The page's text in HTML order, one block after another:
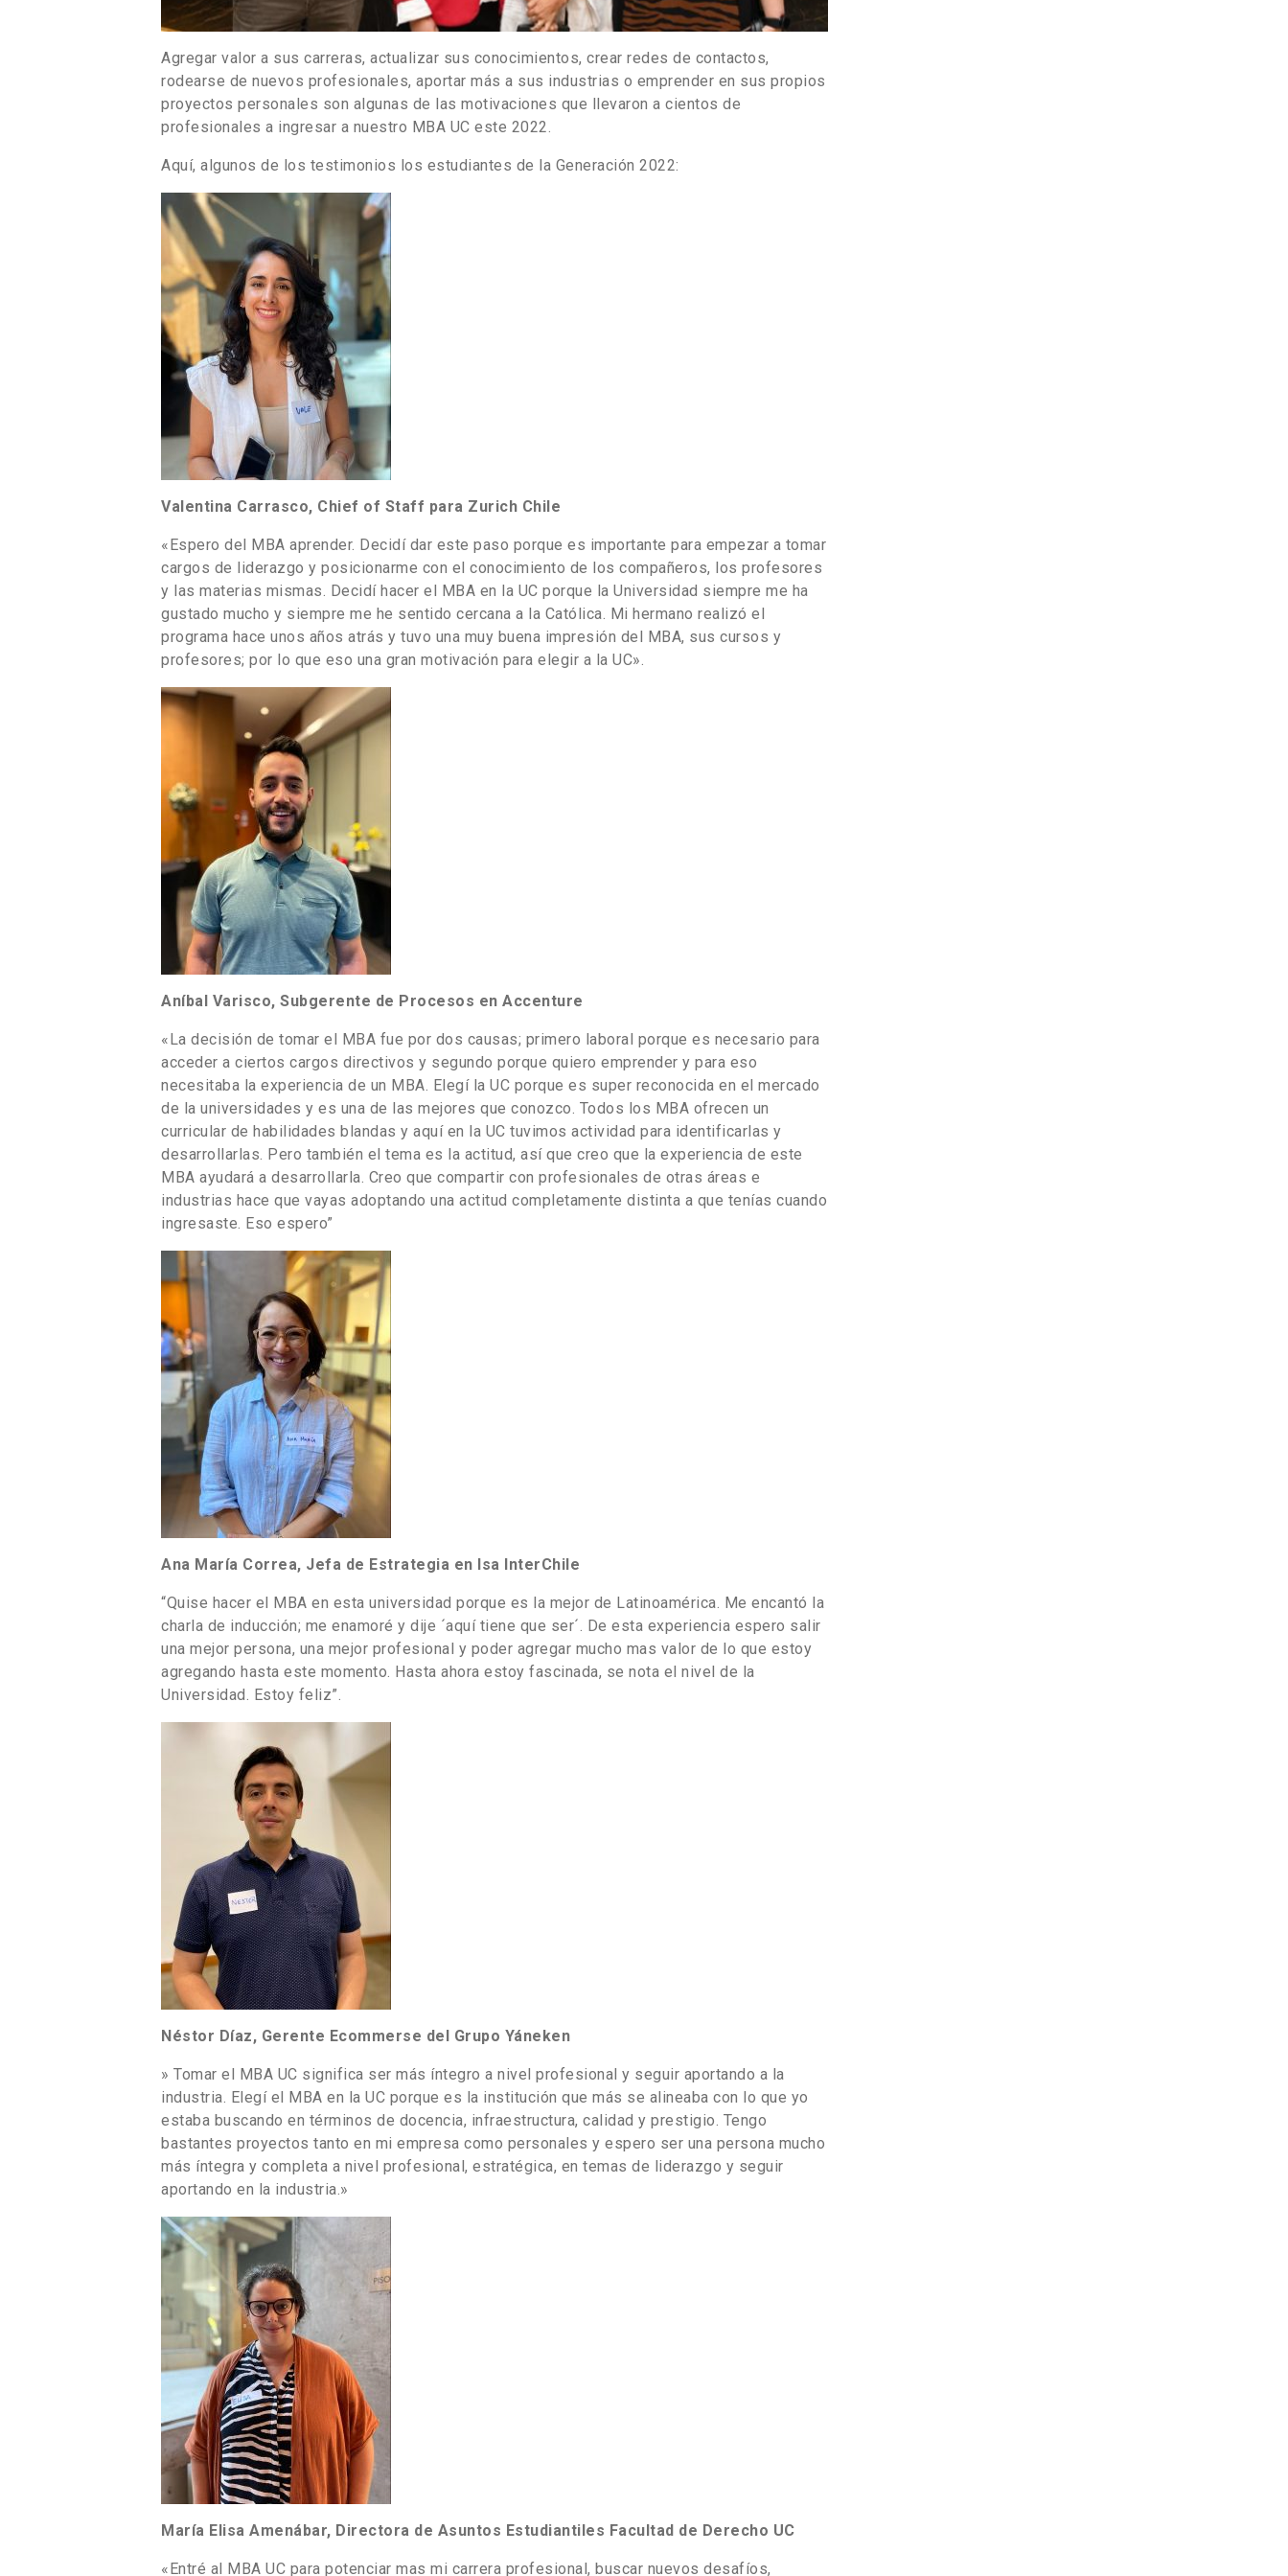
Agregar valor a sus carreras, actualizar sus conocimientos, crear redes de contactos,
rodearse de nuevos profesionales, aportar más a sus industrias o emprender en sus propios
proyectos personales son algunas de las motivaciones que llevaron a cientos de
profesionales a ingresar a nuestro MBA UC este 2022.
Aquí, algunos de los testimonios los estudiantes de la Generación 2022:
Valentina Carrasco, Chief of Staff para Zurich Chile
«Espero del MBA aprender. Decidí dar este paso porque es importante para empezar a tomar
cargos de liderazgo y posicionarme con el conocimiento de los compañeros, los profesores
y las materias mismas. Decidí hacer el MBA en la UC porque la Universidad siempre me ha
gustado mucho y siempre me he sentido cercana a la Católica. Mi hermano realizó el
programa hace unos años atrás y tuvo una muy buena impresión del MBA, sus cursos y
profesores; por lo que eso una gran motivación para elegir a la UC».
Aníbal Varisco, Subgerente de Procesos en Accenture
«La decisión de tomar el MBA fue por dos causas; primero laboral porque es necesario para
acceder a ciertos cargos directivos y segundo porque quiero emprender y para eso
necesitaba la experiencia de un MBA. Elegí la UC porque es super reconocida en el mercado
de la universidades y es una de las mejores que conozco. Todos los MBA ofrecen un
curricular de habilidades blandas y aquí en la UC tuvimos actividad para identificarlas y
desarrollarlas. Pero también el tema es la actitud, así que creo que la experiencia de este
MBA ayudará a desarrollarla. Creo que compartir con profesionales de otras áreas e
industrias hace que vayas adoptando una actitud completamente distinta a que tenías cuando
ingresaste. Eso espero”
Ana María Correa, Jefa de Estrategia en Isa InterChile
“Quise hacer el MBA en esta universidad porque es la mejor de Latinoamérica. Me encantó la
charla de inducción; me enamoré y dije ´aquí tiene que ser´. De esta experiencia espero salir
una mejor persona, una mejor profesional y poder agregar mucho mas valor de lo que estoy
agregando hasta este momento. Hasta ahora estoy fascinada, se nota el nivel de la
Universidad. Estoy feliz”.
Néstor Díaz, Gerente Ecommerse del Grupo Yáneken
» Tomar el MBA UC significa ser más íntegro a nivel profesional y seguir aportando a la
industria. Elegí el MBA en la UC porque es la institución que más se alineaba con lo que yo
estaba buscando en términos de docencia, infraestructura, calidad y prestigio. Tengo
bastantes proyectos tanto en mi empresa como personales y espero ser una persona mucho
más íntegra y completa a nivel profesional, estratégica, en temas de liderazgo y seguir
aportando en la industria.»
María Elisa Amenábar, Directora de Asuntos Estudiantiles Facultad de Derecho UC
«Entré al MBA UC para potenciar mas mi carrera profesional, buscar nuevos desafíos,